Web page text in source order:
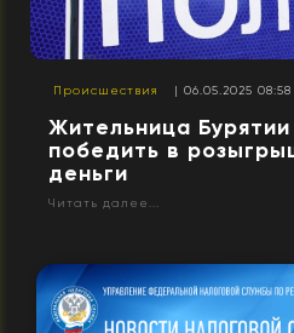
Происшествия | 06.05.2025 08:58
Жительница
победить в
деньги
Читать далее...